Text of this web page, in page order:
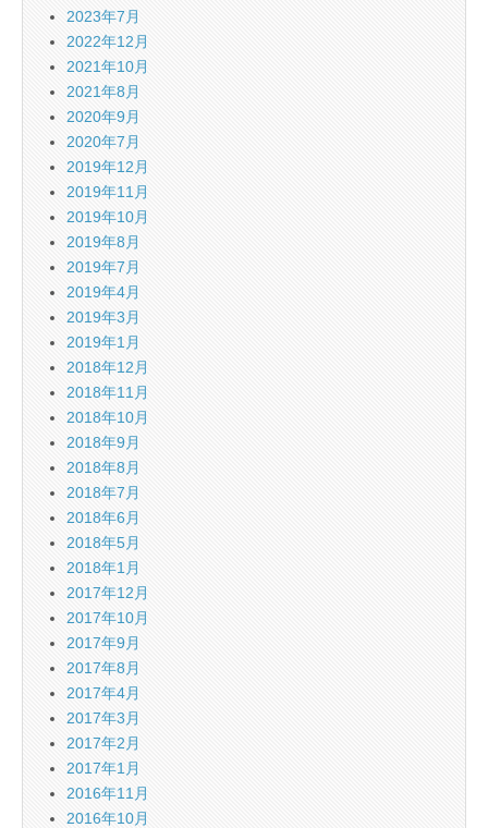
2023年7月
2022年12月
2021年10月
2021年8月
2020年9月
2020年7月
2019年12月
2019年11月
2019年10月
2019年8月
2019年7月
2019年4月
2019年3月
2019年1月
2018年12月
2018年11月
2018年10月
2018年9月
2018年8月
2018年7月
2018年6月
2018年5月
2018年1月
2017年12月
2017年10月
2017年9月
2017年8月
2017年4月
2017年3月
2017年2月
2017年1月
2016年11月
2016年10月